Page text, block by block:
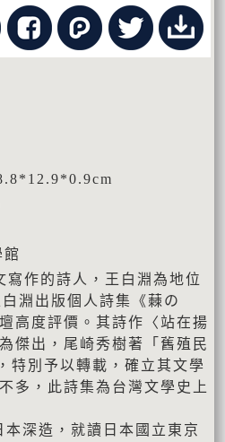
作的詩人，王白淵為地位
淵出版個人詩集《蕀の
高度評價。其詩作〈站在揚
傑出，尾崎秀樹著「舊殖民
特別予以轉載，確立其文學
多，此詩集為台灣文學史上
深造，就讀日本國立東京